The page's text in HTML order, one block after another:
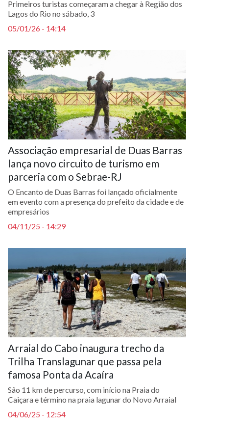
Primeiros turistas começaram a chegar à Região dos
Lagos do Rio no sábado, 3
05/01/26 - 14:14
Associação empresarial de Duas Barras
lança novo circuito de turismo em
parceria com o Sebrae-RJ
O Encanto de Duas Barras foi lançado oficialmente
em evento com a presença do prefeito da cidade e de
empresários
04/11/25 - 14:29
Arraial do Cabo inaugura trecho da
Trilha Translagunar que passa pela
famosa Ponta da Acaíra
São 11 km de percurso, com início na Praia do
Caiçara e término na praia lagunar do Novo Arraial
04/06/25 - 12:54